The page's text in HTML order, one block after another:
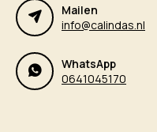
Mailen
info@calindas.nl
WhatsApp
0641045170